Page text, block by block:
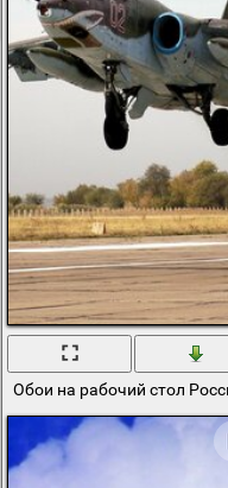
Обои на рабочий стол